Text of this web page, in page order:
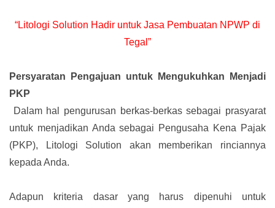
“Litologi Solution Hadir untuk Jasa Pembuatan NPWP di
Tegal”
Persyaratan Pengajuan untuk Mengukuhkan Menjadi
PKP
Dalam hal pengurusan berkas-berkas sebagai prasyarat
untuk menjadikan Anda sebagai Pengusaha Kena Pajak
(PKP), Litologi Solution akan memberikan rinciannya
kepada Anda.
Adapun kriteria dasar yang harus dipenuhi untuk